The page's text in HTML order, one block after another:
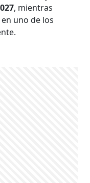
, mientras
uno de los